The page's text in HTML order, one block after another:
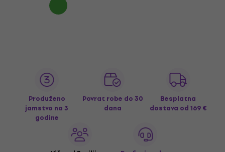
Produženo
jamstvo na 3
godine
Povrat robe do 30
dana
Besplatna
dostava od 169 €